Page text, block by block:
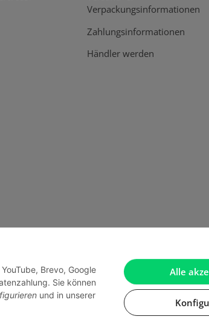
Alle
Brevo, Google
Sie können
und in unserer
Verpackungsinformationen
Zahlungsinformationen
Händler werden